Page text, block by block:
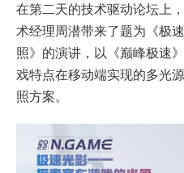
在第二天的技术驱动论坛上
术经理周潜带来了题为《
照》的演讲，以《巅峰极速
戏特点在移动端实现的多光
照方案。